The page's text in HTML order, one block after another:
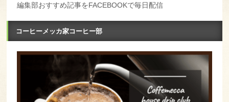
編集部おすすめ記事をFACEBOOKで毎日配信
コーヒーメッカ家コーヒー部